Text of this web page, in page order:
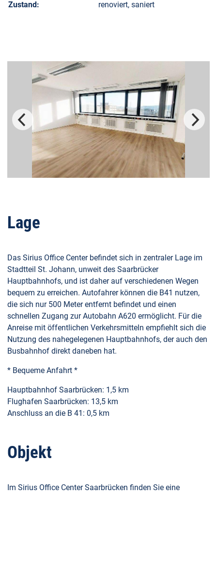
Zustand:
renoviert, saniert
Lage
Das Sirius Office Center befindet sich in zentraler Lage im
Stadtteil St. Johann, unweit des Saarbrücker
Hauptbahnhofs, und ist daher auf verschiedenen Wegen
bequem zu erreichen. Autofahrer können die B41 nutzen,
die sich nur 500 Meter entfernt befindet und einen
schnellen Zugang zur Autobahn A620 ermöglicht. Für die
Anreise mit öffentlichen Verkehrsmitteln empfiehlt sich die
Nutzung des nahegelegenen Hauptbahnhofs, der auch den
Busbahnhof direkt daneben hat.
* Bequeme Anfahrt *
Hauptbahnhof Saarbrücken: 1,5 km
Flughafen Saarbrücken: 13,5 km
Anschluss an die B 41: 0,5 km
Objekt
Im Sirius Office Center Saarbrücken finden Sie eine